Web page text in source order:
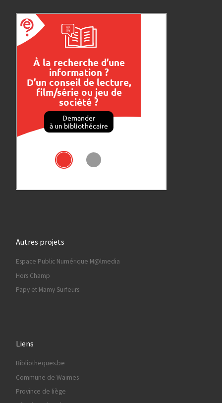
Autres projets
Espace Public Numérique M@lmedia
Hors Champ
Papy et Mamy Surfeurs
Liens
Bibliotheques.be
Commune de Waimes
Province de liège